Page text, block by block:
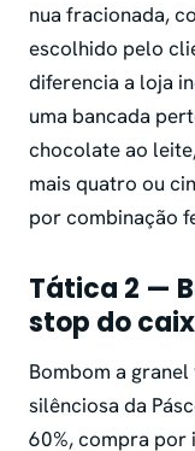
nua fracionada,
escolhido pelo
diferencia a loja
uma bancada
chocolate ao
mais quatro ou
por combinação
Tática 2 —
stop do
Bombom a
silênciosa da
60%, compra